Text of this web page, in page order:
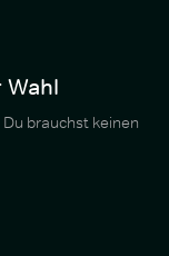
Wahl
brauchst keinen